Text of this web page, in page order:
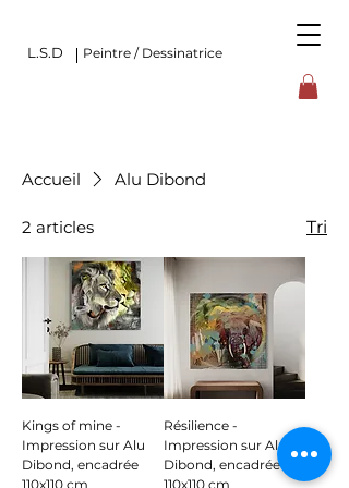
L.S.D Peintre / Dessinatrice
Accueil Alu Dibond
2 articles Tri
Kings of mine -
Impression sur Alu
Dibond, encadrée
110x110 cm
Résilience -
Impression sur Alu
Dibond, encadrée
110x110 cm